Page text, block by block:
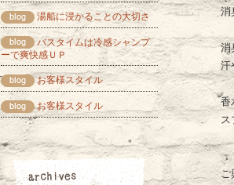
湯船に浸かることの大切さ
バスタイムは冷感シャンプ
ーで爽快感ＵＰ
お客様スタイル
お客様スタイル
消
消
汗
香
ス
ご